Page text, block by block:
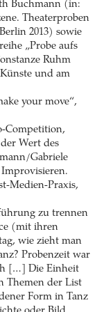
Buchmann (in:
Theaterproben
2013) sowie
„Probe aufs
Ruhm
und am
your move“,
Competition,
Wert des
Gabriele
Medien-Praxis,
zu trennen
(mit ihren
wie zieht man
Probenzeit war
[…] Die Einheit
Themen der List
Form in Tanz